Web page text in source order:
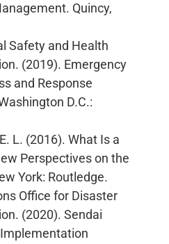
Quincy,
Safety and Health
(2019). Emergency
and Response
D.C.:
L. (2016). What Is a
Perspectives on the
York: Routledge.
Office for Disaster
(2020). Sendai